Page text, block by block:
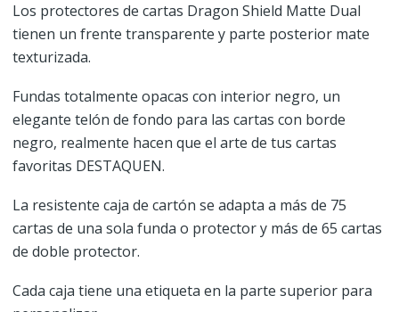
Los protectores de cartas Dragon Shield Matte Dual
tienen un frente transparente y parte posterior mate
texturizada.
Fundas totalmente opacas con interior negro, un
elegante telón de fondo para las cartas con borde
negro, realmente hacen que el arte de tus cartas
favoritas DESTAQUEN.
La resistente caja de cartón se adapta a más de 75
cartas de una sola funda o protector y más de 65 cartas
de doble protector.
Cada caja tiene una etiqueta en la parte superior para